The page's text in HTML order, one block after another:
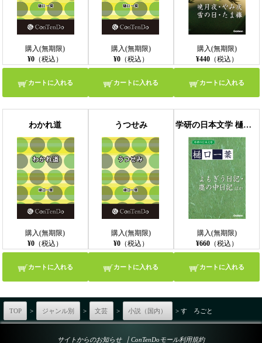
購入(無期限)
¥0 （税込）
カートに入れる
購入(無期限)
¥0（税込）
カートに入れる
購入(無期限)
¥440（税込）
カートに入れる
わかれ道
購入(無期限)
¥0 （税込）
カートに入れる
うつせみ
購入(無期限)
¥0（税込）
カートに入れる
学研の日本文学 樋口一葉 よもぎうにっ記 よもぎう日記 よもぎうにっ記 塵の中 日記ちりの中 塵の中日記 塵中にっ記
購入(無期限)
¥660（税込）
カートに入れる
TOP > ジャンル別 > 文芸 > 小説（国内） > すゞろごと
サイトからのお知らせ ｜ ConTenDoモール利用規約